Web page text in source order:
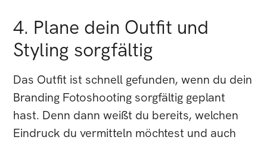
4. Plane dein Outfit und
Styling sorgfältig
Das Outfit ist schnell gefunden, wenn du dein
Branding Fotoshooting sorgfältig geplant
hast. Denn dann weißt du bereits, welchen
Eindruck du vermitteln möchtest und auch